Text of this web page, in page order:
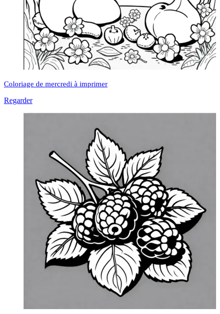
Coloriage de mercredi à imprimer
Regarder